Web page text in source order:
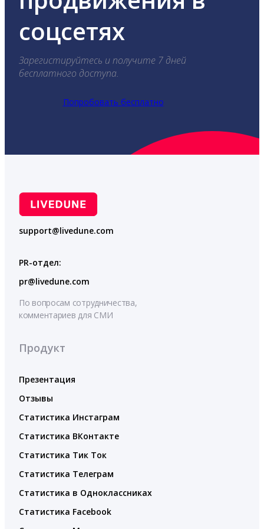
соцсетях
Зарегистируйтесь и получите 7 дней
бесплатного доступа.
Попробовать бесплатно
support@livedune.com
PR-отдел:
pr@livedune.com
По вопросам сотрудничества,
комментариев для СМИ
Продукт
Презентация
Отзывы
Статистика Инстаграм
Статистика ВКонтакте
Статистика Тик Ток
Статистика Телеграм
Статистика в Одноклассниках
Статистика Facebook